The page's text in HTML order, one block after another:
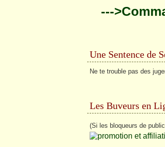
---
Une Sentence de
Ne te trouble pas des
Les Buveurs en
(Si les bloqueurs de